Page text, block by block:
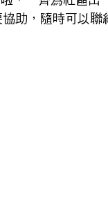
助，隨時可以聯